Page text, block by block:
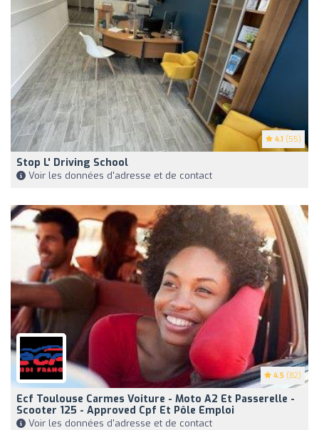
4.1 (55)
Stop L' Driving School
Voir les données d'adresse et de contact
4.5 (82)
Ecf Toulouse Carmes Voiture - Moto A2 Et Passerelle -
Scooter 125 - Approved Cpf Et Pôle Emploi
Voir les données d'adresse et de contact